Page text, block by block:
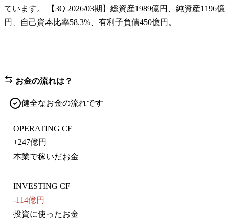
ています。 【3Q 2026/03期】総資産1989億円、純資産1196億
円、自己資本比率58.3%、有利子負債450億円。
お金の流れは？
健全なお金の流れです
OPERATING CF
+247億円
本業で稼いだお金
INVESTING CF
-114億円
投資に使ったお金